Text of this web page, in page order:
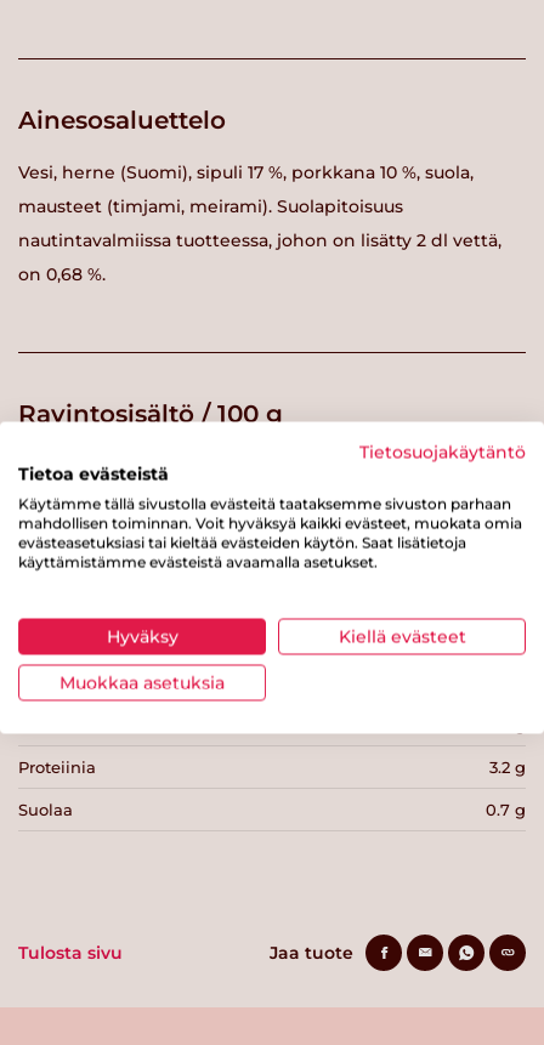
Ainesosaluettelo
Vesi, herne (Suomi), sipuli 17 %, porkkana 10 %, suola,
mausteet (timjami, meirami). Suolapitoisuus
nautintavalmiissa tuotteessa, johon on lisätty 2 dl vettä,
on 0,68 %.
Ravintosisältö / 100 g
Käyttövalmiin tuotteen ravintosisältö
Energiaa 43 kcal
Rasvaa
Hiilihydraatteja
josta sokereita
Proteiinia 3.2 g
Suolaa 0.7 g
Tulosta sivu Jaa tuote
Tietosuojakäytäntö
Tietoa evästeistä
Käytämme tällä sivustolla evästeitä taataksemme sivuston parhaan
mahdollisen toiminnan. Voit hyväksyä kaikki evästeet, muokata omia
evästeasetuksiasi tai kieltää evästeiden käytön. Saat lisätietoja
käyttämistämme evästeistä avaamalla asetukset.
Hyväksy Kiellä evästeet
Muokkaa asetuksia